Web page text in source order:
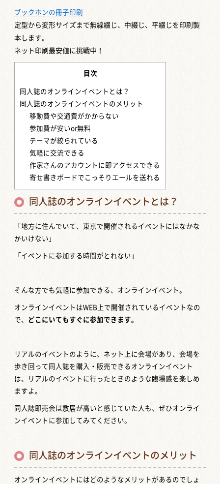
ブックホンの冊子印刷
定型から変形サイズまで無線綴じ、中綴じ、平綴じを印刷製
本します。
ネット印刷最安値に挑戦中！
目次
同人誌のオンラインイベントとは？
同人誌のオンラインイベントのメリット
移動費や交通費がかからない
参加費が安いor無料
テーマが絞られている
気軽に交流できる
作家さんのアカウントに即アクセスできる
寄せ書きボードでこっそりエールを送れる
同人誌のオンラインイベントとは？
「地方に住んでいて、東京で開催されるイベントにはなかな
かいけない」
「イベントに参加する時間がとれない」
そんな方でも気軽に参加できる、オンラインイベント。
オンラインイベントはWEB上で開催されているイベントなの
で、
どこにいてもすぐに参加できます。
リアルのイベントのように、ネット上に会場があり、会場を
歩き回って同人誌を購入・販売できるオンラインイベント
は、リアルのイベントに行ったときのような臨場感を楽しめ
ますよ。
同人誌即売会は敷居が高いと感じていた人も、ぜひオンライ
ンイベントに参加してみてください。
同人誌のオンラインイベントのメリット
オンラインイベントにはどのようなメリットがあるのでしょ